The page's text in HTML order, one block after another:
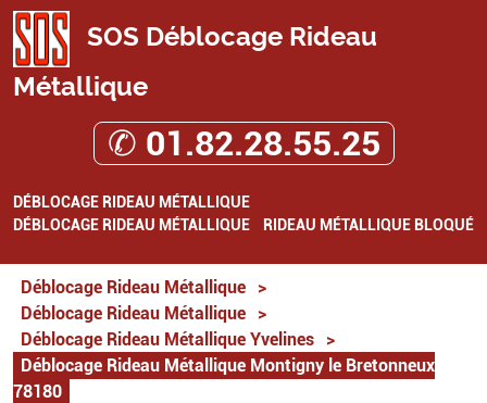
SOS Déblocage Rideau
Métallique
✆ 01.82.28.55.25
DÉBLOCAGE RIDEAU MÉTALLIQUE
DÉBLOCAGE RIDEAU MÉTALLIQUE
RIDEAU MÉTALLIQUE BLOQUÉ
Déblocage Rideau Métallique
>
Déblocage Rideau Métallique
>
Déblocage Rideau Métallique Yvelines
>
Déblocage Rideau Métallique Montigny le Bretonneux
78180